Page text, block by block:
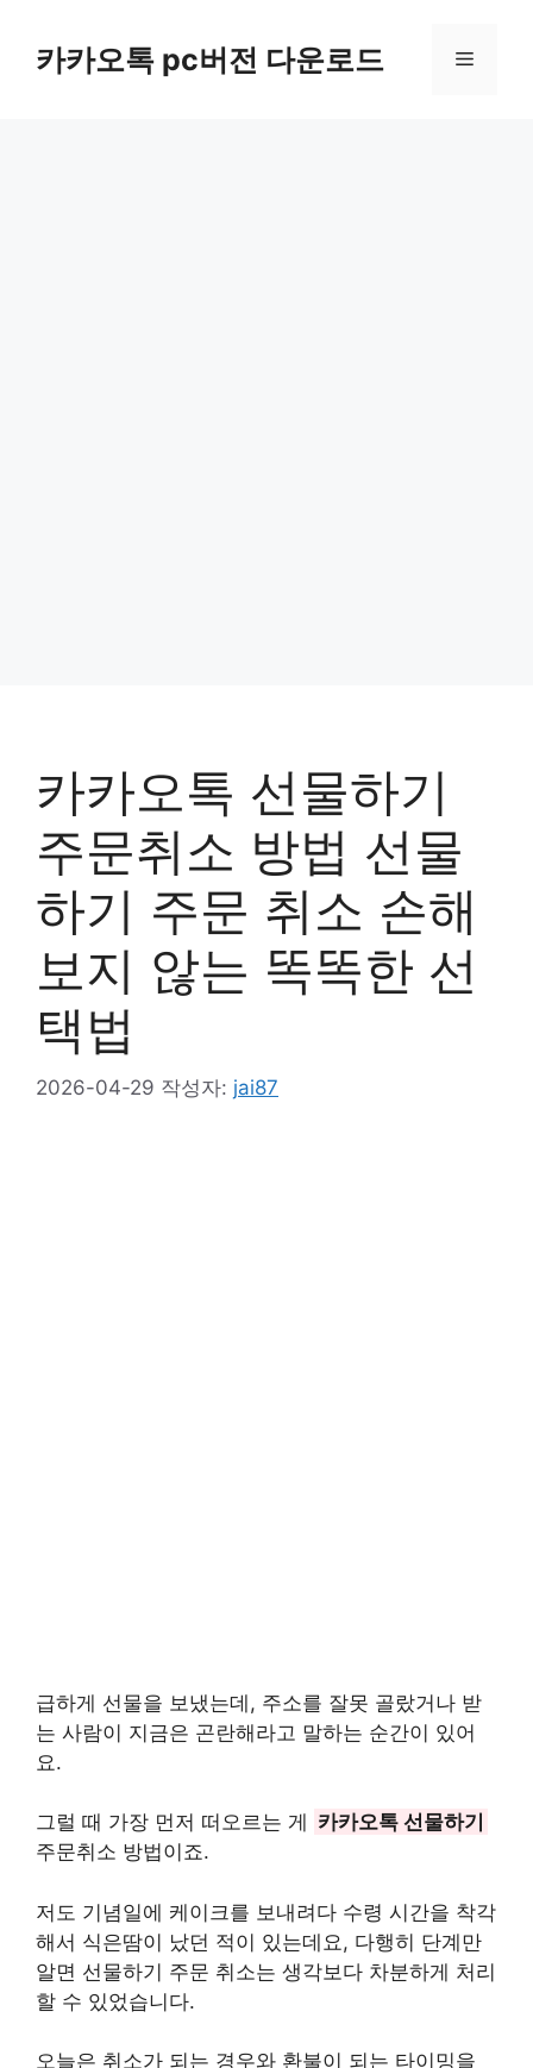
카카오톡 pc버전 다운로드 메
카카오톡 선물하기
주문취소 방법 선물
하기 주문 취소 손해
보지 않는 똑똑한 선
택법
2026-04-29 작성자: jai87
급하게 선물을 보냈는데, 주소를 잘못 골랐거나 받
는 사람이 지금은 곤란해라고 말하는 순간이 있어
요.
그럴 때 가장 먼저 떠오르는 게 카카오톡 선물하기
주문취소 방법이죠.
저도 기념일에 케이크를 보내려다 수령 시간을 착각
해서 식은땀이 났던 적이 있는데요, 다행히 단계만
알면 선물하기 주문 취소는 생각보다 차분하게 처리
할 수 있었습니다.
오늘은 취소가 되는 경우와 환불이 되는 타이밍을